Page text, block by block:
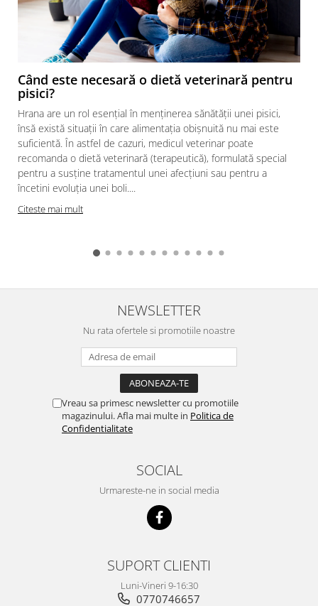
Când este necesară o dietă veterinară pentru
pisici?
Hrana are un rol esențial în menținerea sănătății unei pisici,
însă există situații în care alimentația obișnuită nu mai este
suficientă. În astfel de cazuri, medicul veterinar poate
recomanda o dietă veterinară (terapeutică), formulată special
pentru a susține tratamentul unei afecțiuni sau pentru a
încetini evoluția unei boli....
Citeste mai mult
NEWSLETTER
Nu rata ofertele si promotiile noastre
Vreau sa primesc newsletter cu promotiile
magazinului. Afla mai multe in Politica de
Confidentialitate
SOCIAL
Urmareste-ne in social media
SUPORT CLIENTI
Luni-Vineri 9-16:30
0770746657